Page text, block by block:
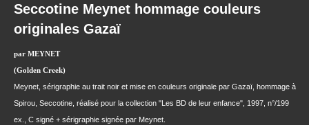
Seccotine Meynet hommage couleurs
originales Gazaï
par MEYNET
(Golden Creek)
Meynet, sérigraphie au trait noir et mise en couleurs originale par Gazaï, hommage à
Spirou, Seccotine, réalisé pour la collection "Les BD de leur enfance", 1997, n°/199
ex., C signé + sérigraphie signée par Meynet.